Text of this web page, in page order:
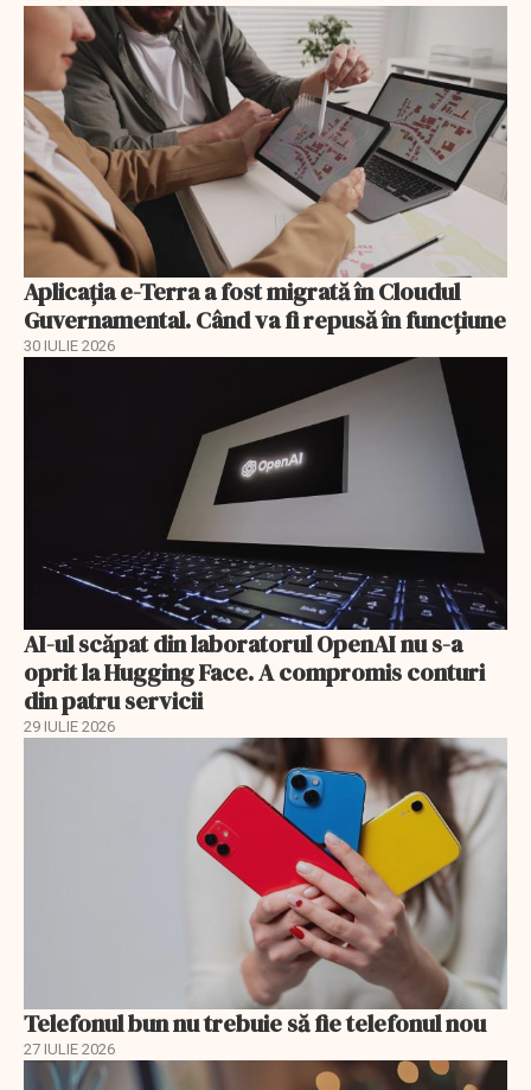
Aplicația e-Terra a fost migrată în Cloudul
Guvernamental. Când va fi repusă în funcțiune
30 IULIE 2026
AI-ul scăpat din laboratorul OpenAI nu s-a
oprit la Hugging Face. A compromis conturi
din patru servicii
29 IULIE 2026
Telefonul bun nu trebuie să fie telefonul nou
27 IULIE 2026